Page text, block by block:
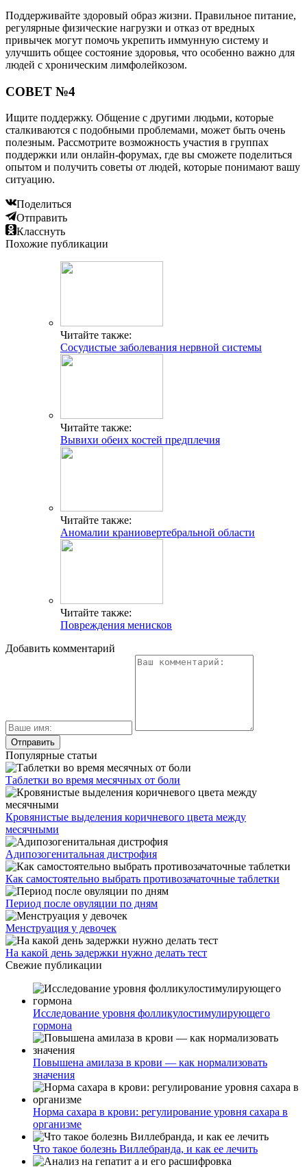
Поддерживайте здоровый образ жизни. Правильное питание,
регулярные физические нагрузки и отказ от вредных
привычек могут помочь укрепить иммунную систему и
улучшить общее состояние здоровья, что особенно важно для
людей с хроническим лимфолейкозом.
СОВЕТ №4
Ищите поддержку. Общение с другими людьми, которые
сталкиваются с подобными проблемами, может быть очень
полезным. Рассмотрите возможность участия в группах
поддержки или онлайн-форумах, где вы сможете поделиться
опытом и получить советы от людей, которые понимают вашу
ситуацию.
Поделиться
Отправить
Класснуть
Похожие публикации
Читайте также:
Сосудистые заболевания нервной системы
Читайте также:
Вывихи обеих костей предплечия
Читайте также:
Аномалии краниовертебральной области
Читайте также:
Повреждения менисков
Добавить комментарий
Популярные статьи
Таблетки во время месячных от боли
Кровянистые выделения коричневого цвета между
месячными
Адипозогенитальная дистрофия
Как самостоятельно выбрать противозачаточные таблетки
Период после овуляции по дням
Менструация у девочек
На какой день задержки нужно делать тест
Свежие публикации
Исследование уровня фолликулостимулирующего
гормона
Повышена амилаза в крови — как нормализовать
значения
Норма сахара в крови: регулирование уровня сахара в
организме
Что такое болезнь Виллебранда, и как ее лечить